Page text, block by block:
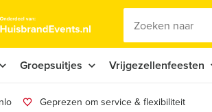
Groepsuitjes Vrijgezellenfeesten
Geprezen om service & flexibiliteit